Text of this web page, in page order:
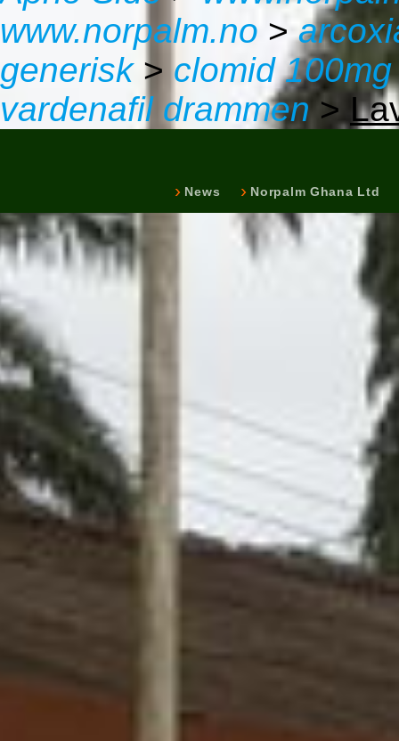
www.norpalm.no >
generisk> clomid
vardenafil drammen>
News Norpalm Ghana Ltd